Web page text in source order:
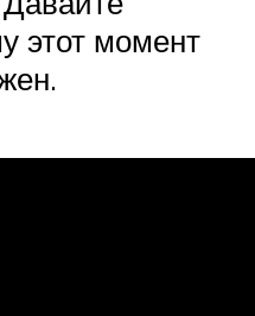
этот момент